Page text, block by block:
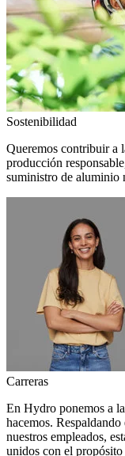
Sostenibilidad
Queremos contribuir a
producción
suministro de aluminio
Carreras
En Hydro ponemos a
hacemos.
nuestros empleados,
unidos con el